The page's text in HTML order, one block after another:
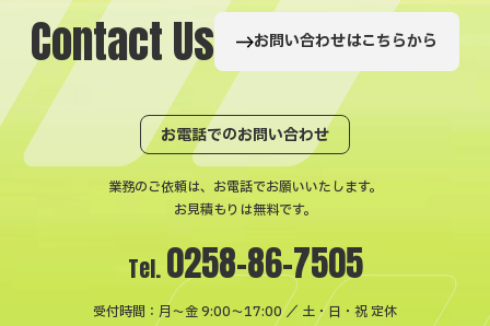
ContactUs お問い合わせはこちらから
お電話でのお問い合わせ
業務のご依頼は、お電話でお願いいたします。
お見積もりは無料です。
Tel.0258-86-7505
受付時間：月〜金 9:00～17:00 ／ 土・日・祝 定休